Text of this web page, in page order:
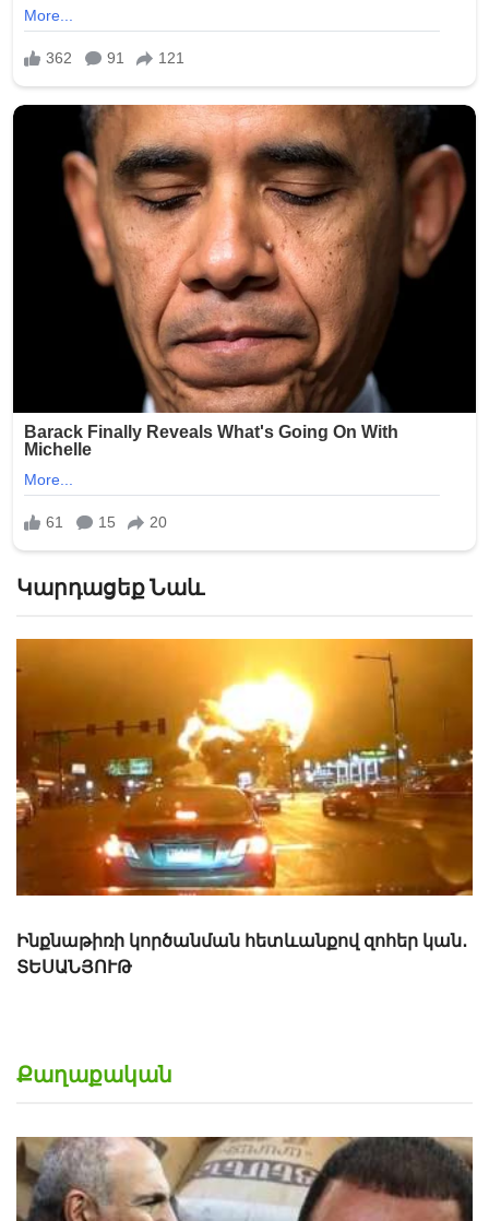
Կարդացեք Նաև
Հրապարակվել է Ֆիլադելֆիայում ինքնաթիռի
կործանման տեսանյութը
Քաղաքական